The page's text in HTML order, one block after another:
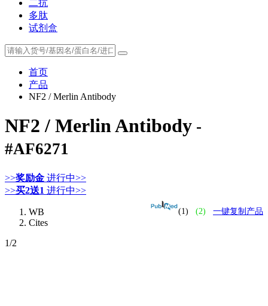
二抗
多肽
试剂盒
首页
产品
NF2 / Merlin Antibody
NF2 / Merlin Antibody -
#AF6271
>>奖励金 进行中>>
>>买2送1 进行中>>
(1) (2) 一键复制产品
WB
Cites
1/2